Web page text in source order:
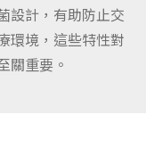
設計，有助防止交
環境，這些特性對
關重要。